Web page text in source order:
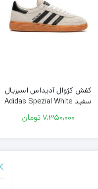
کفش کژوال آدیداس اسپزیال
سفید Adidas Spezial White
Aluminium
7,350,000تومان